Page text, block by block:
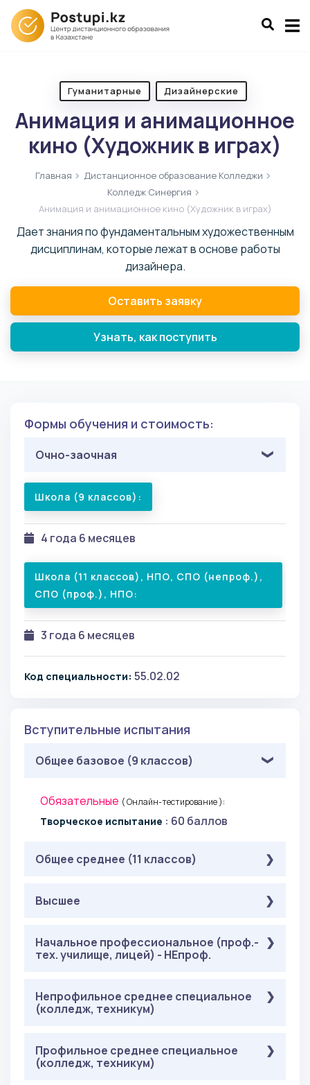
Гуманитарные Дизайнерские
Анимация и анимационное
кино (Художник в играх)
Главная
Дистанционное образование Колледжи
Колледж Синергия
Анимация и анимационное кино (Художник в играх)
Дает знания по фундаментальным художественным
дисциплинам, которые лежат в основе работы
дизайнера.
Оставить заявку
Узнать, как поступить
Формы обучения и стоимость:
Очно-заочная
Школа (9 классов):
4 года 6 месяцев
Школа (11 классов), НПО, СПО (непроф.),
СПО (проф.), НПО:
3 года 6 месяцев
Код специальности: 55.02.02
Вступительные испытания
Общее базовое (9 классов)
Обязательные ( Онлайн-тестирование ):
Творческое испытание : 60 баллов
Общее среднее (11 классов)
Обязательные
Высшее
Обязательные( Онлайн-тестирование ):
Творческое испытание : 60 баллов
Начальное профессиональное (проф.-
тех. училище, лицей) - НЕпроф.
Обязательные ( Онлайн-тестирование ):
Творческое испытание
Непрофильное среднее специальное
(колледж, техникум)
Обязательные( Онлайн-тестирование ):
Творческое испытание
Профильное среднее специальное
(колледж, техникум)